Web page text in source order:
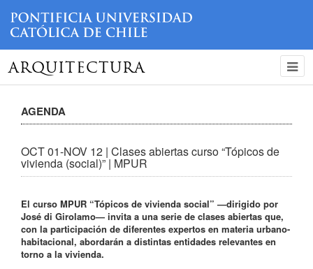
ARQUITECTURA
AGENDA
OCT 01-NOV 12 | Clases abiertas curso “Tópicos de
vivienda (social)” | MPUR
El curso MPUR “Tópicos de vivienda social” —dirigido por
José di Girolamo— invita a una serie de clases abiertas que,
con la participación de diferentes expertos en materia urbano-
habitacional, abordarán a distintas entidades relevantes en
torno a la vivienda.